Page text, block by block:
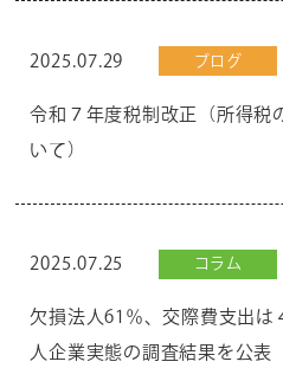
2025.07.29 ブログ
令和７年度税制改正（所得税
いて）
2025.07.25 コラム
欠損法人61％、交際費支出
人企業実態の調査結果を公表